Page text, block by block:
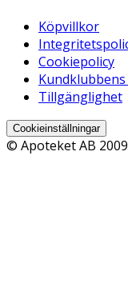
Köpvillkor
Cookiepolicy
Tillgänglighet
Cookieinställningar
© Apoteket AB